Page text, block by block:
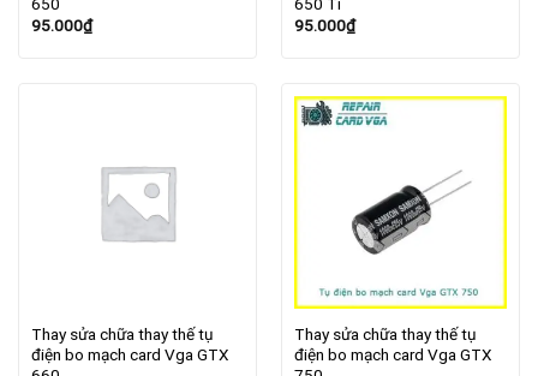
95.000₫
95.000₫
Thay sửa chữa thay thế tụ
điện bo mạch card Vga GTX
Thay sửa chữa thay thế tụ
điện bo mạch card Vga GTX